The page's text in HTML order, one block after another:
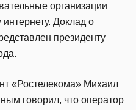
организации
Доклад о
президенту
«Ростелекома» Михаил
говорил, что оператор